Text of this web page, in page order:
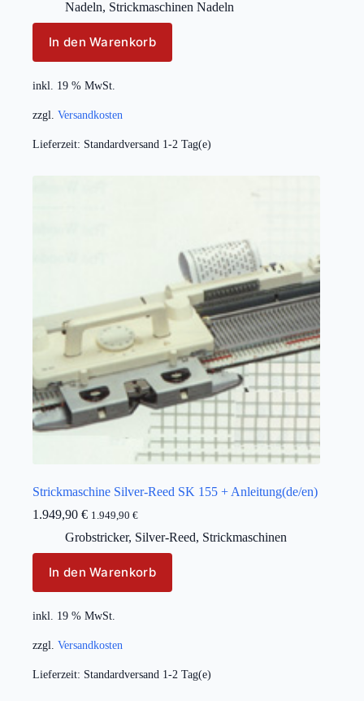
Nadeln, Strickmaschinen Nadeln
In den Warenkorb
inkl. 19 % MwSt.
zzgl. Versandkosten
Lieferzeit: Standardversand 1-2 Tag(e)
Strickmaschine Silver-Reed SK 155 + Anleitung(de/en)
1.949,90 € 1.949,90 €
Grobstricker, Silver-Reed, Strickmaschinen
In den Warenkorb
inkl. 19 % MwSt.
zzgl. Versandkosten
Lieferzeit: Standardversand 1-2 Tag(e)